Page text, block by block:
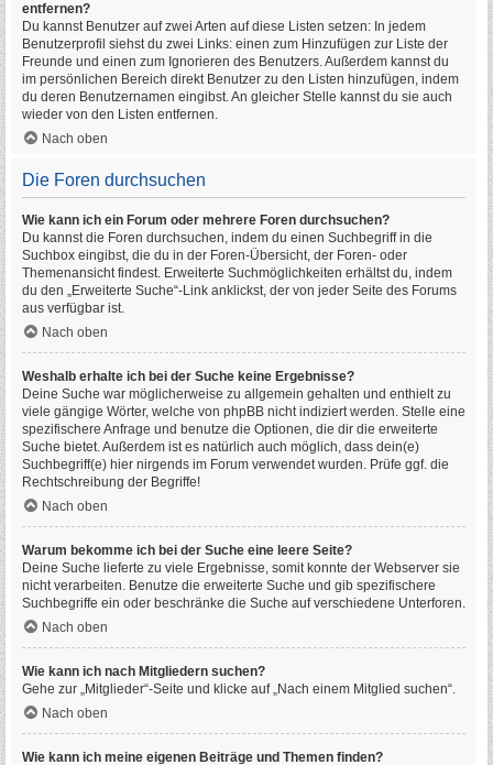
entfernen?
Du kannst Benutzer auf zwei Arten auf diese Listen setzen: In jedem
Benutzerprofil siehst du zwei Links: einen zum Hinzufügen zur Liste der
Freunde und einen zum Ignorieren des Benutzers. Außerdem kannst du
im persönlichen Bereich direkt Benutzer zu den Listen hinzufügen, indem
du deren Benutzernamen eingibst. An gleicher Stelle kannst du sie auch
wieder von den Listen entfernen.
Nach oben
Die Foren durchsuchen
Wie kann ich ein Forum oder mehrere Foren durchsuchen?
Du kannst die Foren durchsuchen, indem du einen Suchbegriff in die
Suchbox eingibst, die du in der Foren-Übersicht, der Foren- oder
Themenansicht findest. Erweiterte Suchmöglichkeiten erhältst du, indem
du den „Erweiterte Suche“-Link anklickst, der von jeder Seite des Forums
aus verfügbar ist.
Nach oben
Weshalb erhalte ich bei der Suche keine Ergebnisse?
Deine Suche war möglicherweise zu allgemein gehalten und enthielt zu
viele gängige Wörter, welche von phpBB nicht indiziert werden. Stelle eine
spezifischere Anfrage und benutze die Optionen, die dir die erweiterte
Suche bietet. Außerdem ist es natürlich auch möglich, dass dein(e)
Suchbegriff(e) hier nirgends im Forum verwendet wurden. Prüfe ggf. die
Rechtschreibung der Begriffe!
Nach oben
Warum bekomme ich bei der Suche eine leere Seite?
Deine Suche lieferte zu viele Ergebnisse, somit konnte der Webserver sie
nicht verarbeiten. Benutze die erweiterte Suche und gib spezifischere
Suchbegriffe ein oder beschränke die Suche auf verschiedene Unterforen.
Nach oben
Wie kann ich nach Mitgliedern suchen?
Gehe zur „Mitglieder“-Seite und klicke auf „Nach einem Mitglied suchen“.
Nach oben
Wie kann ich meine eigenen Beiträge und Themen finden?